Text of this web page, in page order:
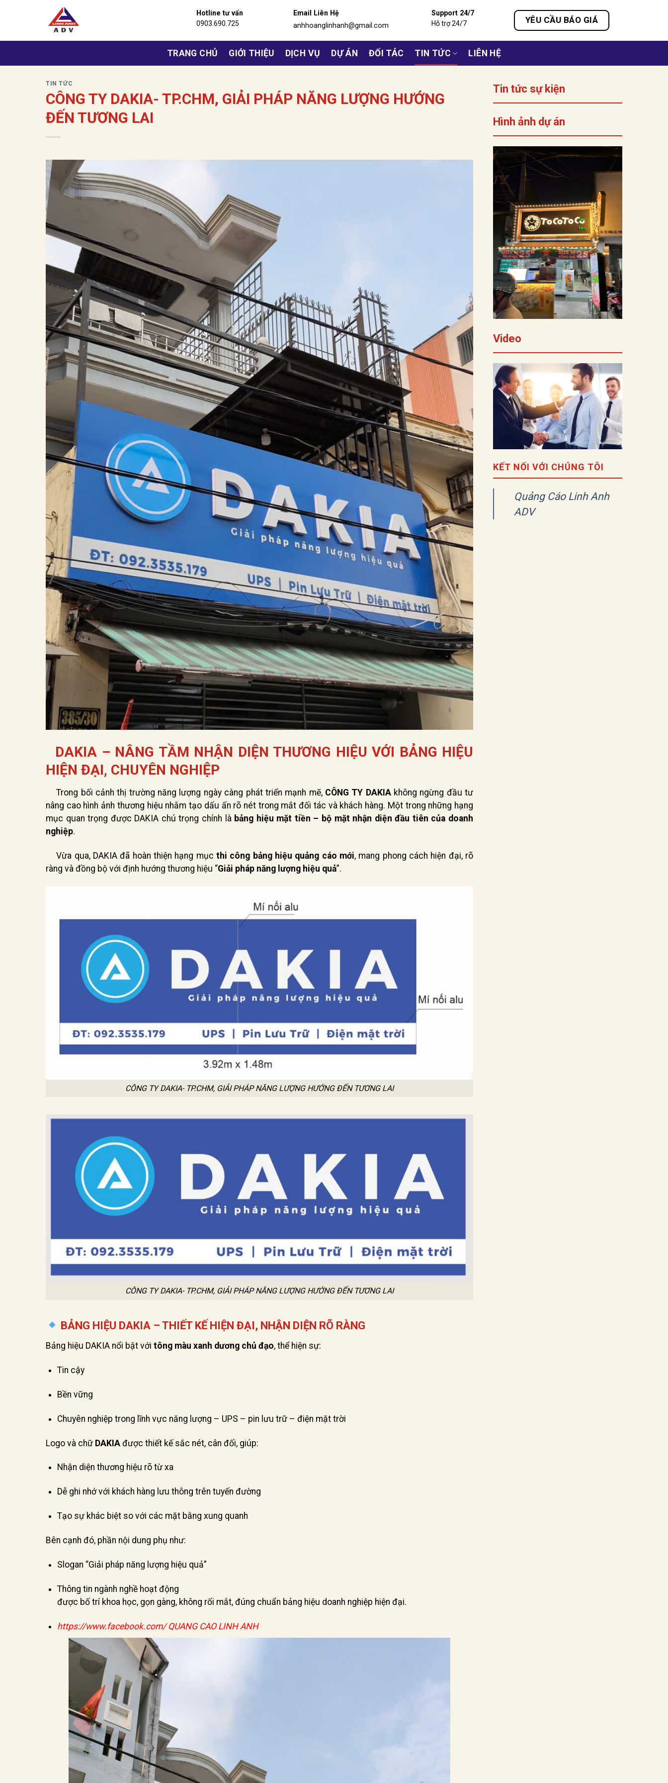
Hotline tư vấn
0903.690.725
Email Liên Hệ
anhhoanglinhanh@gmail.com
Support 24/7
Hỗ trợ 24/7
YÊU CẦU BÁO GIÁ
TRANG CHỦ GIỚI THIỆU DỊCH VỤ DỰ ÁN ĐỐI TÁC TIN TỨC LIÊN HỆ
TIN TỨC
CÔNG TY DAKIA- TP.CHM, GIẢI PHÁP NĂNG LƯỢNG HƯỚNG
ĐẾN TƯƠNG LAI
DAKIA – NÂNG TẦM NHẬN DIỆN THƯƠNG HIỆU VỚI BẢNG HIỆU
HIỆN ĐẠI, CHUYÊN NGHIỆP
Trong bối cảnh thị trường năng lượng ngày càng phát triển mạnh mẽ, CÔNG TY DAKIAkhông ngừng đầu tư
nâng cao hình ảnh thương hiệu nhằm tạo dấu ấn rõ nét trong mắt đối tác và khách hàng. Một trong những hạng
mục quan trọng được DAKIA chú trọng chính là bảng hiệu mặt tiền – bộ mặt nhận diện đầu tiên của doanh
nghiệp.
Vừa qua, DAKIA đã hoàn thiện hạng mục thi công bảng hiệu quảng cáo mới, mang phong cách hiện đại, rõ
ràng và đồng bộ với định hướng thương hiệu “Giải pháp năng lượng hiệu quả”.
CÔNG TY DAKIA- TP.CHM, GIẢI PHÁP NĂNG LƯỢNG HƯỚNG ĐẾN TƯƠNG LAI
CÔNG TY DAKIA- TP.CHM, GIẢI PHÁP NĂNG LƯỢNG HƯỚNG ĐẾN TƯƠNG LAI
BẢNG HIỆU DAKIA – THIẾT KẾ HIỆN ĐẠI, NHẬN DIỆN RÕ RÀNG
Bảng hiệu DAKIA nổi bật với tông màu xanh dương chủ đạo, thể hiện sự:
Tin cậy
Bền vững
Chuyên nghiệp trong lĩnh vực năng lượng – UPS – pin lưu trữ – điện mặt trời
Logo và chữ DAKIA được thiết kế sắc nét, cân đối, giúp:
Nhận diện thương hiệu rõ từ xa
Dễ ghi nhớ với khách hàng lưu thông trên tuyến đường
Tạo sự khác biệt so với các mặt bằng xung quanh
Bên cạnh đó, phần nội dung phụ như:
Slogan “Giải pháp năng lượng hiệu quả”
Thông tin ngành nghề hoạt động
được bố trí khoa học, gọn gàng, không rối mắt, đúng chuẩn bảng hiệu doanh nghiệp hiện đại.
https://www.facebook.com/ QUANG CAO LINH ANH
Tin tức sự kiện
Hình ảnh dự án
Video
KẾT NỐI VỚI CHÚNG TÔI
Quảng Cáo Linh Anh
ADV